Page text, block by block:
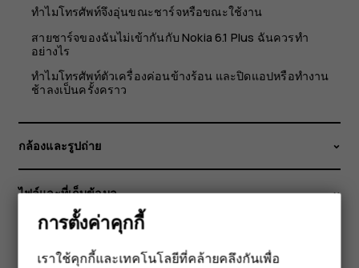
ทำไมโทรศัพท์จึงอุ่นขณะชาร์จหรือขณะใช้งาน
สายชาร์จของฉันไม่เข้ากันกับ Nokia 6.1 Plus ฉันควรทำ
อย่างไร
ทำไมโทรศัพท์ตัวเครื่องค่อนข้างร้อน และปิดแอปหรือทำงาน
ช้าลงเป็นครั้งคราว
กล้องและรูปถ่าย
ไฟล์และที่เก็บข้อมูล
การตั้งค่าคุกกี้
เราใช้คุกกี้และเทคโนโลยีที่คล้ายคลึงกันเพื่อ